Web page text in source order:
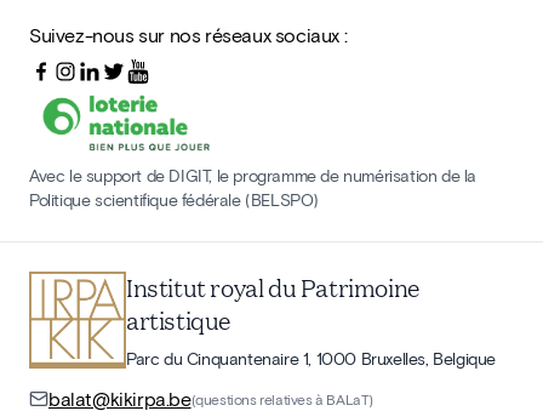
Suivez-nous sur nos réseaux sociaux :
Avec le support de DIGIT, le programme de numérisation de la
Politique scientifique fédérale (BELSPO)
Institut royal du Patrimoine
artistique
Parc du Cinquantenaire 1, 1000 Bruxelles, Belgique
balat@kikirpa.be(questions relatives à BALaT)